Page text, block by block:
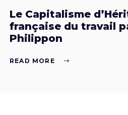
Le Capitalisme
française du travail
Philippon
READ MORE